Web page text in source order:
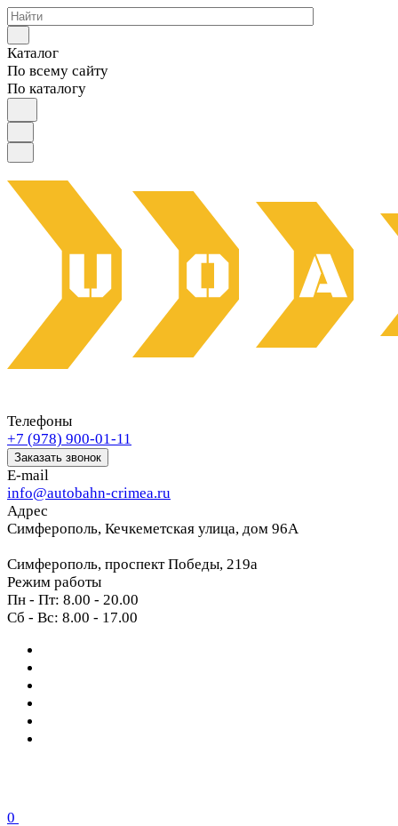
Каталог
По всему сайту
По каталогу
Телефоны
+7 (978) 900-01-11
Заказать звонок
E-mail
info@autobahn-crimea.ru
Адрес
Симферополь, Кечкеметская улица, дом 96А
Симферополь, проспект Победы, 219а
Режим работы
Пн - Пт: 8.00 - 20.00
Сб - Вс: 8.00 - 17.00
0